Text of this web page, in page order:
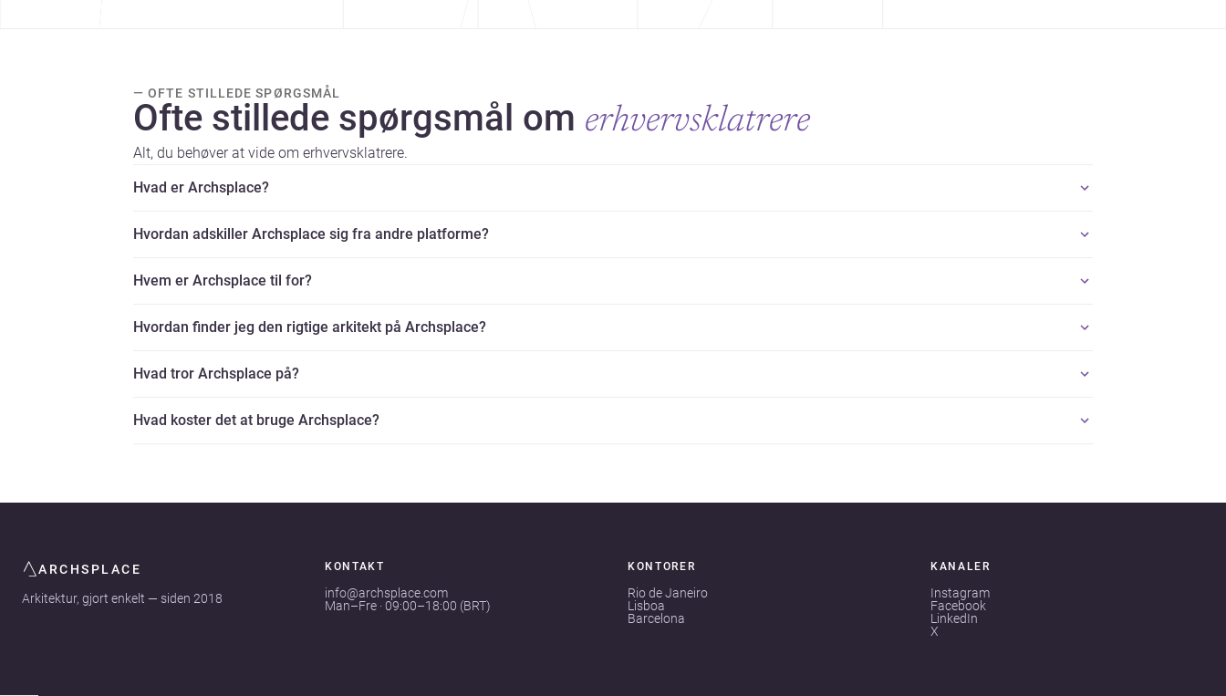
— OFTE STILLEDE SPØRGSMÅL
Ofte stillede spørgsmål om erhvervsklatrere
Alt, du behøver at vide om erhvervsklatrere.
Hvad er Archsplace?
Hvordan adskiller Archsplace sig fra andre platforme?
Hvem er Archsplace til for?
Hvordan finder jeg den rigtige arkitekt på Archsplace?
Hvad tror Archsplace på?
Hvad koster det at bruge Archsplace?
ARCHSPLACE
Arkitektur, gjort enkelt — siden 2018
KONTAKT
info@archsplace.com
Man–Fre · 09:00–18:00 (BRT)
KONTORER
Rio de Janeiro
Lisboa
Barcelona
KANALER
Instagram
Facebook
LinkedIn
X